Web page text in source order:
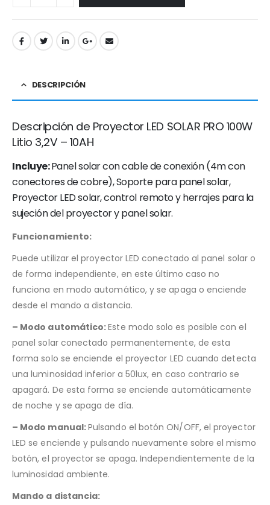
DESCRIPCIÓN
Descripción de Proyector LED SOLAR PRO 100W
Litio 3,2V – 10AH
Incluye:Panel solar con cable de conexión (4m con
conectores de cobre), Soporte para panel solar,
Proyector LED solar, control remoto y herrajes para la
sujeción del proyector y panel solar.
Funcionamiento:
Puede utilizar el proyector LED conectado al panel solar o
de forma independiente, en este último caso no
funciona en modo automático, y se apaga o enciende
desde el mando a distancia.
– Modo automático:Este modo solo es posible con el
panel solar conectado permanentemente, de esta
forma solo se enciende el proyector LED cuando detecta
una luminosidad inferior a 50lux, en caso contrario se
apagará. De esta forma se enciende automáticamente
de noche y se apaga de día.
– Modo manual:Pulsando el botón ON/OFF, el proyector
LED se enciende y pulsando nuevamente sobre el mismo
botón, el proyector se apaga. Independientemente de la
luminosidad ambiente.
Mando a distancia: